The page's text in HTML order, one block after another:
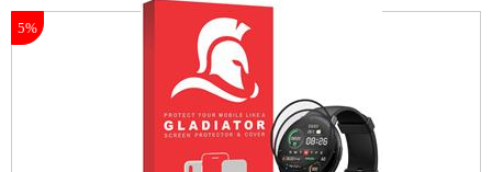
5%